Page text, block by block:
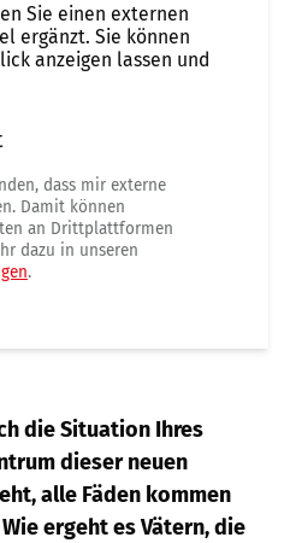
Sie einen externen
ergänzt. Sie können
anzeigen lassen und
dass mir externe
Damit können
an Drittplattformen
dazu in unseren
.
die Situation Ihres
dieser neuen
alle Fäden kommen
ergeht es Vätern, die